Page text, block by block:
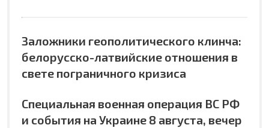
Заложники геополитического клинча:
белорусско-латвийские отношения в
свете пограничного кризиса
Специальная военная операция ВС РФ
и события на Украине 8 августа, вечер